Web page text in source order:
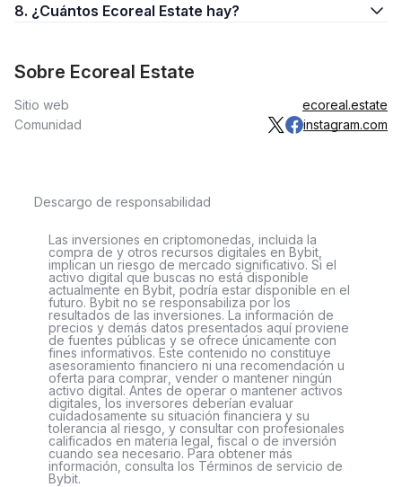
8. ¿Cuántos Ecoreal Estate hay?
Sobre Ecoreal Estate
Sitio web
ecoreal.estate
Comunidad
instagram.com
Descargo de responsabilidad
Las inversiones en criptomonedas, incluida la
compra de y otros recursos digitales en Bybit,
implican un riesgo de mercado significativo. Si el
activo digital que buscas no está disponible
actualmente en Bybit, podría estar disponible en el
futuro. Bybit no se responsabiliza por los
resultados de las inversiones. La información de
precios y demás datos presentados aquí proviene
de fuentes públicas y se ofrece únicamente con
fines informativos. Este contenido no constituye
asesoramiento financiero ni una recomendación u
oferta para comprar, vender o mantener ningún
activo digital. Antes de operar o mantener activos
digitales, los inversores deberían evaluar
cuidadosamente su situación financiera y su
tolerancia al riesgo, y consultar con profesionales
calificados en materia legal, fiscal o de inversión
cuando sea necesario. Para obtener más
información, consulta los Términos de servicio de
Bybit.